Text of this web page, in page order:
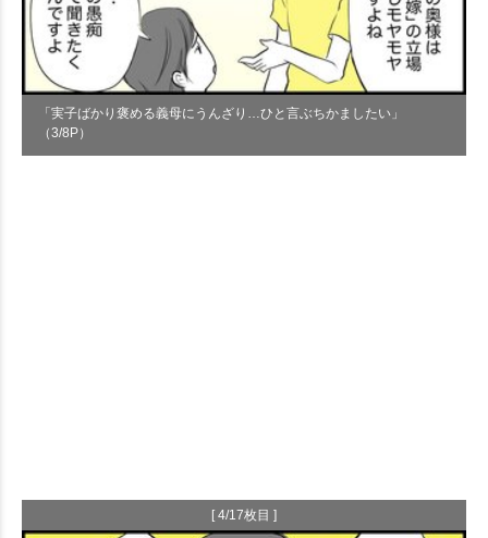
「実子ばかり褒める義母にうんざり…ひと言ぶちかましたい」
（3/8P）
[ 4/17枚目 ]